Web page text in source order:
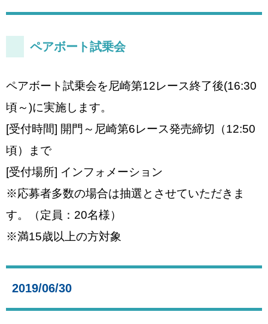
ペアボート試乗会
ペアボート試乗会を尼崎第12レース終了後(16:30
頃～)に実施します。
[受付時間] 開門～尼崎第6レース発売締切（12:50
頃）まで
[受付場所] インフォメーション
※応募者多数の場合は抽選とさせていただきま
す。（定員：20名様）
※満15歳以上の方対象
2019/06/30